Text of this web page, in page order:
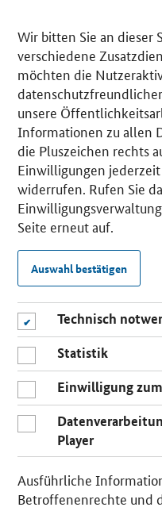
Wir bitten Sie an
verschiedene
möchten die
unsere
Informationen zu allen
die Pluszeichen rechts
Einwilligungen
widerrufen. Rufen Sie
Seite erneut auf.
Auswahl bestätigen
Technisch
Statistik
Einwilligung
Player
Ausführliche
Betroffenenrechte und